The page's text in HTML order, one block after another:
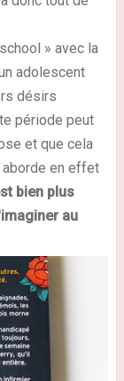
» avec la
adolescent
désirs
période peut
et que cela
aborde en effet
bien plus
au